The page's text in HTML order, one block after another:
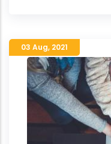
03 Aug, 2021